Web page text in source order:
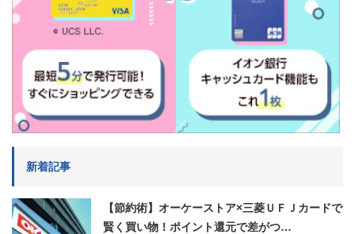
新着記事
【節約術】オーケーストア×三菱ＵＦＪカードで
賢く買い物！ポイント還元で差がつ…